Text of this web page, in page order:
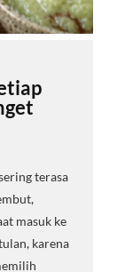
terasa
masuk ke
karena